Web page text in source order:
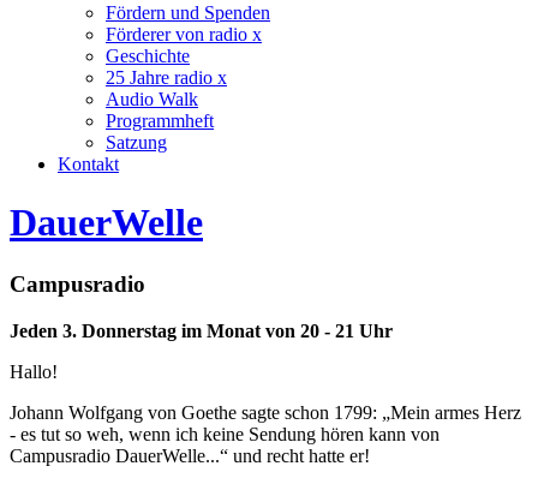
Fördern und Spenden
Förderer von radio x
Geschichte
25 Jahre radio x
Audio Walk
Programmheft
Satzung
Kontakt
DauerWelle
Campusradio
Jeden 3. Donnerstag im Monat von 20 - 21 Uhr
Hallo!
Johann Wolfgang von Goethe sagte schon 1799: „Mein armes Herz
- es tut so weh, wenn ich keine Sendung hören kann von
Campusradio DauerWelle...“ und recht hatte er!